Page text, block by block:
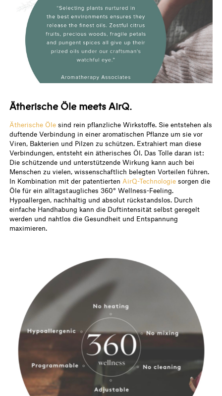
Ätherische Öle meets AirQ.
Ätherische Öle sind rein pflanzliche Wirkstoffe. Sie entstehen als
duftende Verbindung in einer aromatischen Pflanze um sie vor
Viren, Bakterien und Pilzen zu schützen. Extrahiert man diese
Verbindungen, entsteht ein ätherisches Öl. Das Tolle daran ist:
Die schützende und unterstützende Wirkung kann auch bei
Menschen zu vielen, wissenschaftlich belegten Vorteilen führen.
In Kombination mit der patentierten AirQ-Technologie sorgen die
Öle für ein alltagstaugliches 360° Wellness-Feeling.
Hypoallergen, nachhaltig und absolut rückstandslos. Durch
einfache Handhabung kann die Duftintensität selbst geregelt
werden und nahtlos die Gesundheit und Entspannung
maximieren.